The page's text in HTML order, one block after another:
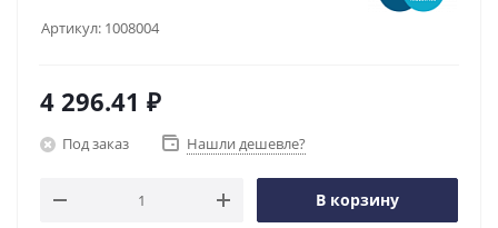
Артикул: 1008004
4 296.41 ₽
Под заказ Нашли дешевле?
В корзину